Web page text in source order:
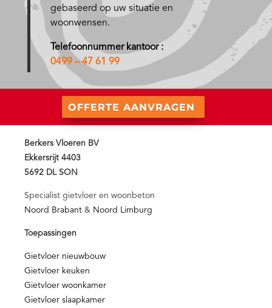
gebaseerd op uw situatie en
woonwensen.
Telefoonnummer kantoor :
0499 – 47 61 99
OFFERTE AANVRAGEN
Berkers Vloeren BV
Ekkersrijt 4403
5692 DL SON
Specialist gietvloer en woonbeton
Noord Brabant & Noord Limburg
Toepassingen
Gietvloer nieuwbouw
Gietvloer keuken
Gietvloer woonkamer
Gietvloer slaapkamer